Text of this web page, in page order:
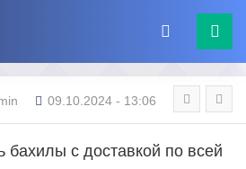
09.10.2024 - 13:06
бахилы с доставкой по всей